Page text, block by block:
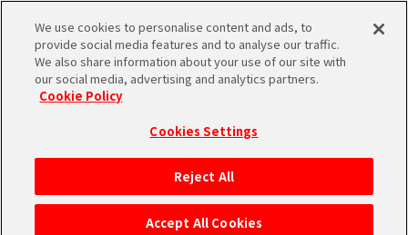
MEN
STARTSEITE
NEUES
We use cookies to personalise content and ads, to
provide social media features and to analyse our traffic.
We also share information about your use of our site with
our social media, advertising and analytics partners.
Cookie Policy
Cookies Settings
Reject All
Accept All Cookies